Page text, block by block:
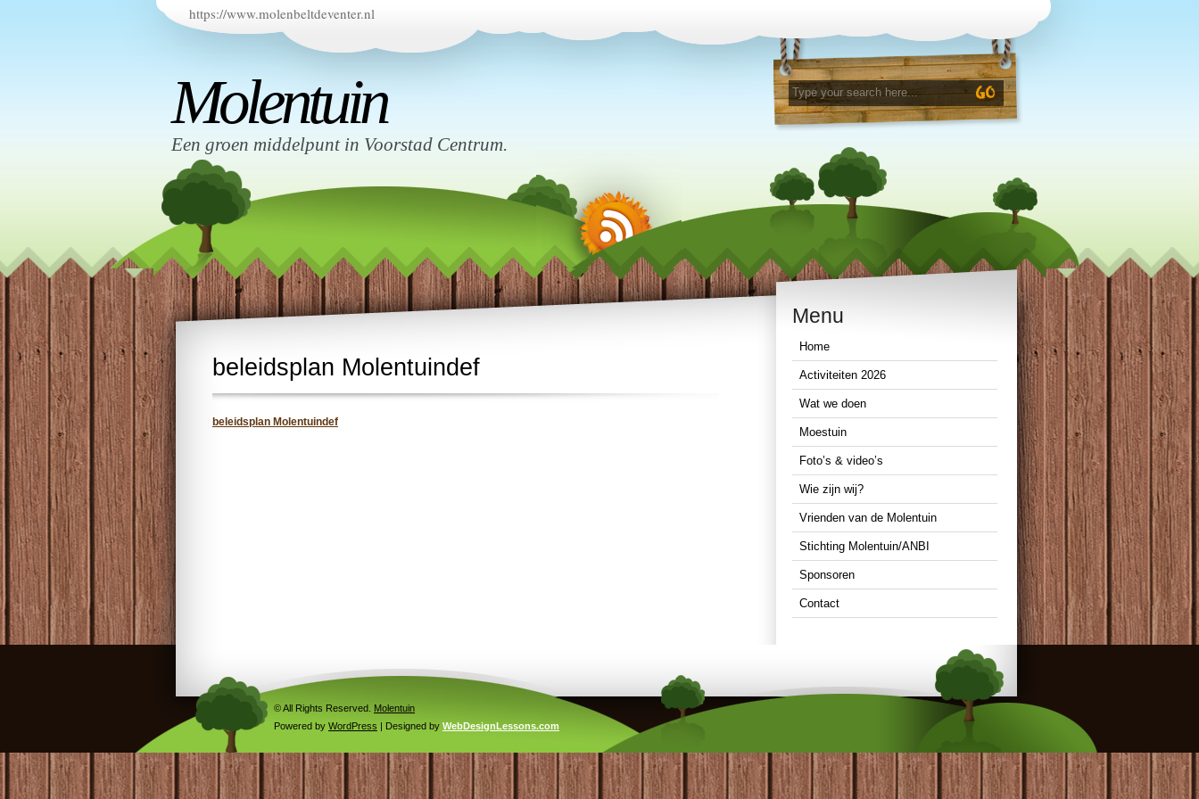
https://www.molenbeltdeventer.nl
Molentuin
Een groen middelpunt in Voorstad Centrum.
beleidsplan Molentuindef
beleidsplan Molentuindef
Menu
Home
Activiteiten 2026
Wat we doen
Moestuin
Foto’s & video’s
Wie zijn wij?
Vrienden van de Molentuin
Stichting Molentuin/ANBI
Sponsoren
Contact
© All Rights Reserved. Molentuin
Powered by WordPress | Designed by WebDesignLessons.com